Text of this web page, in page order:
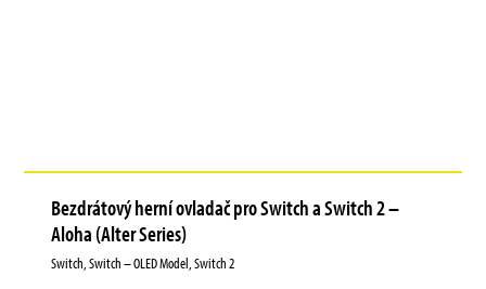
Bezdrátový herní ovladač pro Switch a Switch 2 –
Aloha (Alter Series)
Switch, Switch – OLED Model, Switch 2